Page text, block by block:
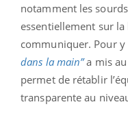
notamment les
essentiellement sur
communiquer. Pour
dans la main”a mis
permet de rétablir
transparente au